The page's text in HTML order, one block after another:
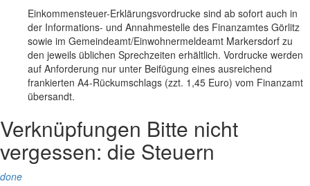
Einkommensteuer-Erklärungsvordrucke sind ab sofort auch in
der Informations- und Annahmestelle des Finanzamtes Görlitz
sowie im Gemeindeamt/Einwohnermeldeamt Markersdorf zu
den jeweils üblichen Sprechzeiten erhältlich. Vordrucke werden
auf Anforderung nur unter Beifügung eines ausreichend
frankierten A4-Rückumschlags (zzt. 1,45 Euro) vom Finanzamt
übersandt.
Verknüpfungen Bitte nicht
vergessen: die Steuern
done